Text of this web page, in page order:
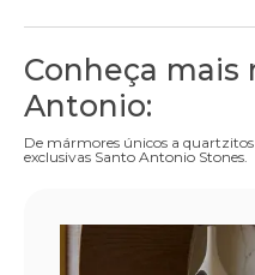
Conheça mais
Antonio:
De mármores únicos a quartzitos
exclusivas Santo Antonio Stones.